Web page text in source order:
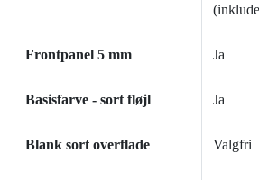
Frontpanel 5 mm Ja
Basisfarve - sort fløjl Ja
Blank sort overflade Valgfri